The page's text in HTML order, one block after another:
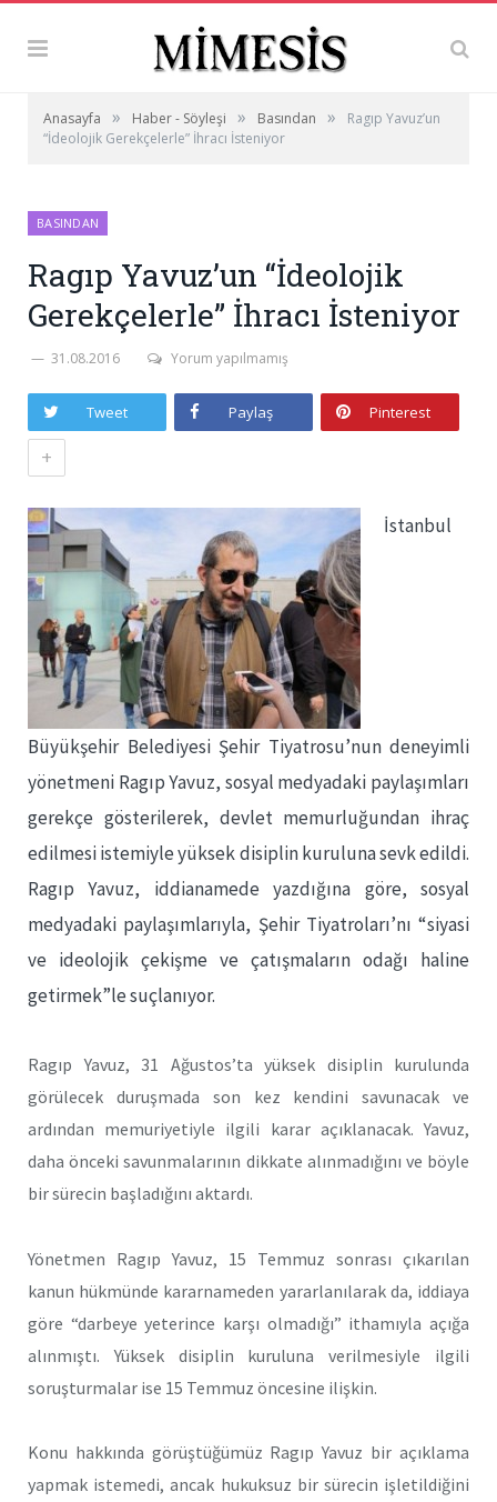
Anasayfa » Haber - Söyleşi » Basından »
Ragıp Yavuz’un
“İdeolojik Gerekçelerle” İhracı İsteniyor
BASINDAN
Ragıp Yavuz’un “İdeolojik
Gerekçelerle” İhracı İsteniyor
31.08.2016 Yorum yapılmamış
Tweet Paylaş Pinterest
+
İstanbul
Büyükşehir Belediyesi Şehir Tiyatrosu’nun deneyimli
yönetmeni Ragıp Yavuz, sosyal medyadaki paylaşımları
gerekçe gösterilerek, devlet memurluğundan ihraç
edilmesi istemiyle yüksek disiplin kuruluna sevk edildi.
Ragıp Yavuz, iddianamede yazdığına göre, sosyal
medyadaki paylaşımlarıyla, Şehir Tiyatroları’nı “siyasi
ve ideolojik çekişme ve çatışmaların odağı haline
getirmek”le suçlanıyor.
Ragıp Yavuz, 31 Ağustos’ta yüksek disiplin kurulunda
görülecek duruşmada son kez kendini savunacak ve
ardından memuriyetiyle ilgili karar açıklanacak. Yavuz,
daha önceki savunmalarının dikkate alınmadığını ve böyle
bir sürecin başladığını aktardı.
Yönetmen Ragıp Yavuz, 15 Temmuz sonrası çıkarılan
kanun hükmünde kararnameden yararlanılarak da, iddiaya
göre “darbeye yeterince karşı olmadığı” ithamıyla açığa
alınmıştı. Yüksek disiplin kuruluna verilmesiyle ilgili
soruşturmalar ise 15 Temmuz öncesine ilişkin.
Konu hakkında görüştüğümüz Ragıp Yavuz bir açıklama
yapmak istemedi, ancak hukuksuz bir sürecin işletildiğini